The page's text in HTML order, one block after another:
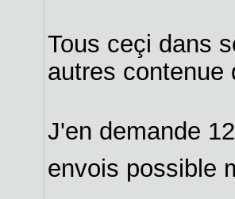
Tous ceçi dans
autres
J'en demande
envois possible